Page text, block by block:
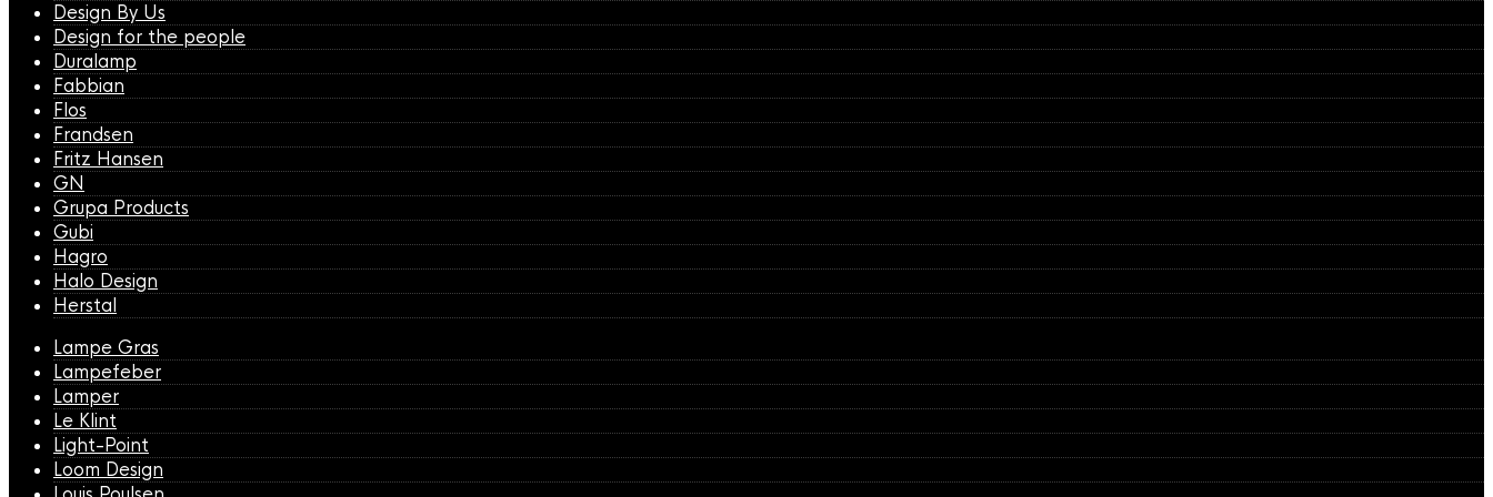
Design By Us
Design for the people
Duralamp
Fabbian
Flos
Frandsen
Fritz Hansen
GN
Grupa Products
Gubi
Hagro
Halo Design
Herstal
Lampe Gras
Lampefeber
Lamper
Le Klint
Light-Point
Loom Design